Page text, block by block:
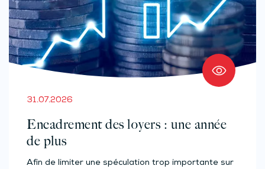
31.07.2026
Encadrement des loyers : une année
de plus
Afin de limiter une spéculation trop importante sur